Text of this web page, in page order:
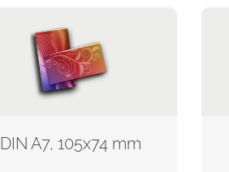
DIN A7, 105x74 mm